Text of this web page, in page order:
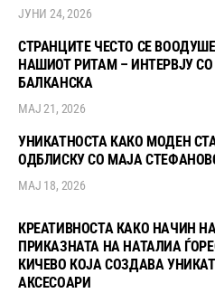
ЈУНИ 24, 2026
СТРАНЦИТЕ ЧЕСТО СЕ
НАШИОТ РИТАМ – ИНТЕРВЈУ
БАЛКАНСКА
МАЈ 21, 2026
УНИКАТНОСТА КАКО МОДЕН
ОДБЛИСКУ СО МАЈА
МАЈ 18, 2026
КРЕАТИВНОСТА КАКО НАЧИН
ПРИКАЗНАТА НА НАТАЛИА
КИЧЕВО КОЈА СОЗДАВА
АКСЕСОАРИ